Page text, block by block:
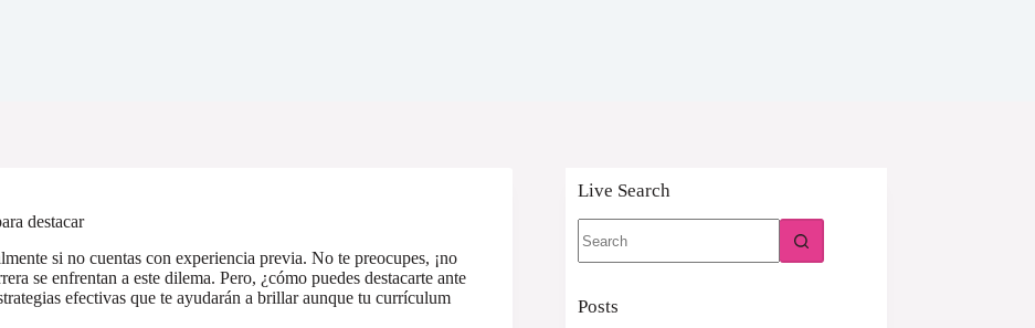
destacar
si no cuentas con experiencia previa. No te preocupes, ¡no
se enfrentan a este dilema. Pero, ¿cómo puedes destacarte ante
efectivas que te ayudarán a brillar aunque tu currículum
Live Search
results
Posts